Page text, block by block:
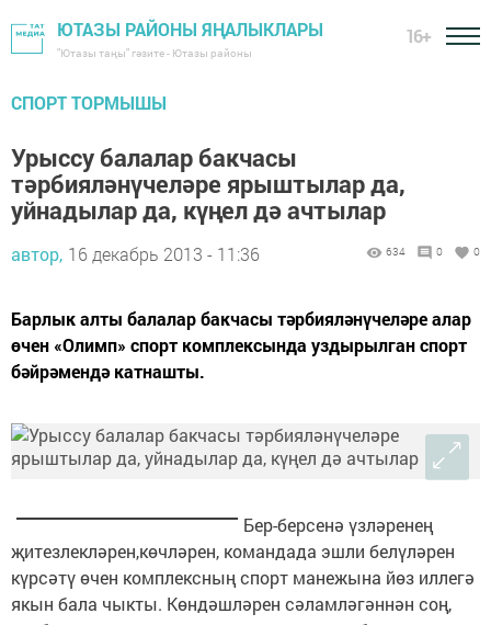
ЮТАЗЫ РАЙОНЫ ЯҢАЛЫКЛАРЫ
"Ютазы таңы" гәзите - Ютазы районы
16+
СПОРТ ТОРМЫШЫ
Урыссу балалар бакчасы
тәрбияләнүчеләре ярыштылар да,
уйнадылар да, күңел дә ачтылар
автор, 16 декабрь 2013 - 11:36 634 0 0
Барлык алты балалар бакчасы тәрбияләнүчеләре алар
өчен «Олимп» спорт комплексында уздырылган спорт
бәйрәмендә катнашты.
Бер-берсенә үзләренең
җитезлекләрен,көчләрен, командада эшли белүләрен
күрсәтү өчен комплексның спорт манежына йөз иллегә
якын бала чыкты. Көндәшләрен сәламләгәннән соң,